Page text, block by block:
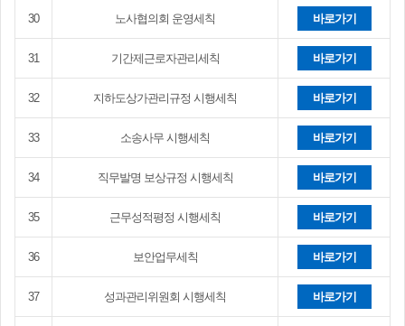
30 노사협의회 운영세칙 바로가기
31 기간제근로자관리세칙 바로가기
32 지하도상가관리규정 시행세칙 바로가기
33 소송사무 시행세칙 바로가기
34 직무발명 보상규정 시행세칙 바로가기
35 근무성적평정 시행세칙 바로가기
36 보안업무세칙 바로가기
37 성과관리위원회 시행세칙 바로가기